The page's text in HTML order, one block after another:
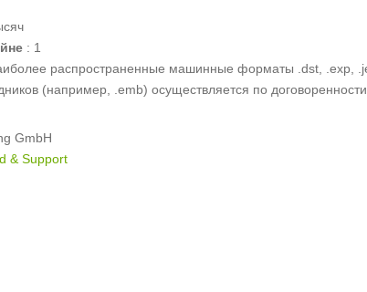
: 1
распространенные машинные форматы .dst, .exp,
(например, .emb) осуществляется по
GmbH
& Support